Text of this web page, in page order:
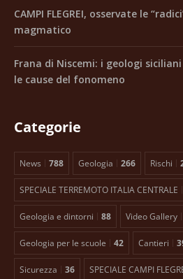
CAMPI FLEGREI, osservate le
magmatico
Frana di Niscemi: i geologi
le cause del fonomeno
Categorie
News 788 Geologia 266 Rischi
SPECIALE TERREMOTO ITALIA CENTRALE
Geologia e dintorni 88 Video Gallery
Geologia per le scuole 42 Cantieri
Sicurezza 36 SPECIALE CAMPI